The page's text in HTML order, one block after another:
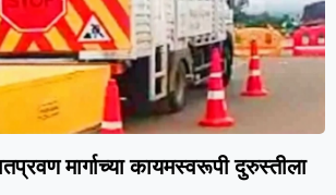
मार्गाच्या कायमस्वरूपी दुरुस्तीला